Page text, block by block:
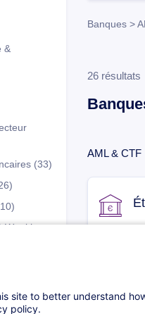
&
(33)
Wealth
Banques >
26 résultats
AML & CTF
site to better understand
policy.